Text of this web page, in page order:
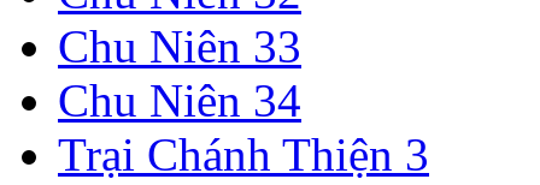
Chu Niên 33
Chu Niên 34
Trại Chánh Thiện 3